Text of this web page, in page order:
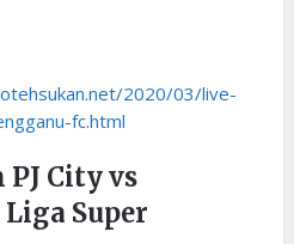
2020/03/live-
fc.html
City vs
Super